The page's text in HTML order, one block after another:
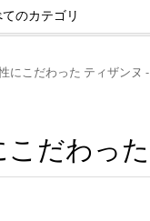
にこだわった ティザンヌ
だわっ